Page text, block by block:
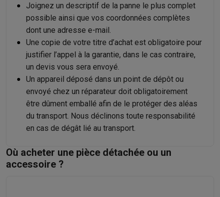
Joignez un descriptif de la panne le plus complet
possible ainsi que vos coordonnées complètes
dont une adresse e-mail.
Une copie de votre titre d’achat est obligatoire pour
justifier l’appel à la garantie, dans le cas contraire,
un devis vous sera envoyé.
Un appareil déposé dans un point de dépôt ou
envoyé chez un réparateur doit obligatoirement
être dûment emballé afin de le protéger des aléas
du transport. Nous déclinons toute responsabilité
en cas de dégât lié au transport.
Où acheter une pièce détachée ou un
accessoire ?